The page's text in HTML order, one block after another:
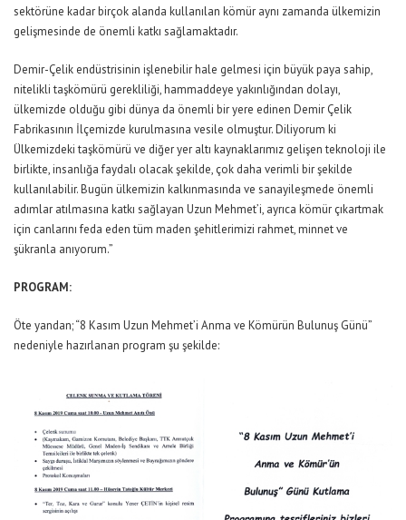
sektörüne kadar birçok alanda kullanılan kömür aynı zamanda ülkemizin
gelişmesinde de önemli katkı sağlamaktadır.
Demir-Çelik endüstrisinin işlenebilir hale gelmesi için büyük paya sahip,
nitelikli taşkömürü gerekliliği, hammaddeye yakınlığından dolayı,
ülkemizde olduğu gibi dünya da önemli bir yere edinen Demir Çelik
Fabrikasının İlçemizde kurulmasına vesile olmuştur. Diliyorum ki
Ülkemizdeki taşkömürü ve diğer yer altı kaynaklarımız gelişen teknoloji ile
birlikte, insanlığa faydalı olacak şekilde, çok daha verimli bir şekilde
kullanılabilir. Bugün ülkemizin kalkınmasında ve sanayileşmede önemli
adımlar atılmasına katkı sağlayan Uzun Mehmet’i, ayrıca kömür çıkartmak
için canlarını feda eden tüm maden şehitlerimizi rahmet, minnet ve
şükranla anıyorum.”
PROGRAM:
Öte yandan; “8 Kasım Uzun Mehmet’i Anma ve Kömürün Bulunuş Günü”
nedeniyle hazırlanan program şu şekilde: